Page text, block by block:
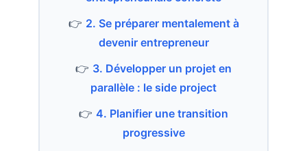
👉 2. Se préparer mentalement à
devenir entrepreneur
👉 3. Développer un projet en
parallèle : le side project
👉 4. Planifier une transition
progressive